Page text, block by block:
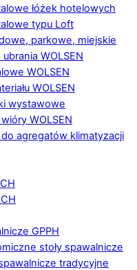
łóżek hotelowych
typu Loft
parkowe, miejskie
WOLSEN
WOLSEN
WOLSEN
wystawowe
WOLSEN
agregatów klimatyzacji
GPPH
stoły spawalnicze
tradycyjne